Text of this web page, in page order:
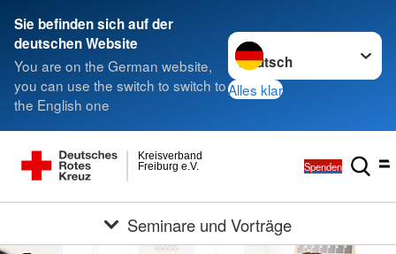
Sie befinden sich auf der
deutschen Website
You are on the German website,
you can use the switch to switch to
the English one
Sprache wechseln zu
Alles klar
Freiburg e.V.
Kreisverband
Spenden
Seminare und Vorträge